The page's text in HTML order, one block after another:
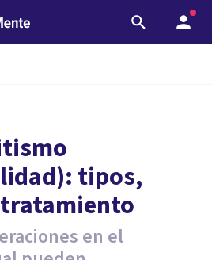
tipos,
en el